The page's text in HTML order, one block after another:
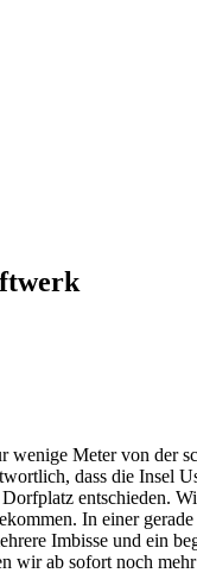
wenige Meter von der
dass die Insel
entschieden.
In einer
Imbisse und ein
ab sofort noch